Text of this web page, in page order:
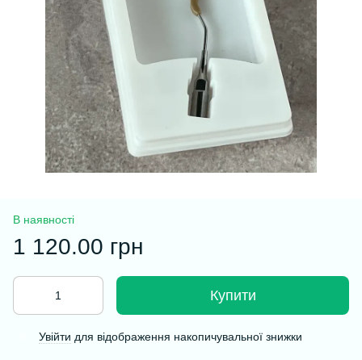
В наявності
1 120.00 грн
Купити
Увійти для відображення накопичувальної знижки